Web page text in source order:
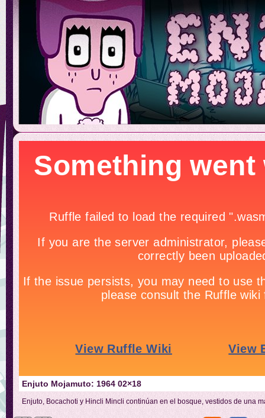
Enjuto Mojamuto: 1964 02×18
Enjuto, Bocachoti y Hincli Mincli continúan en el bosque, vestidos de una